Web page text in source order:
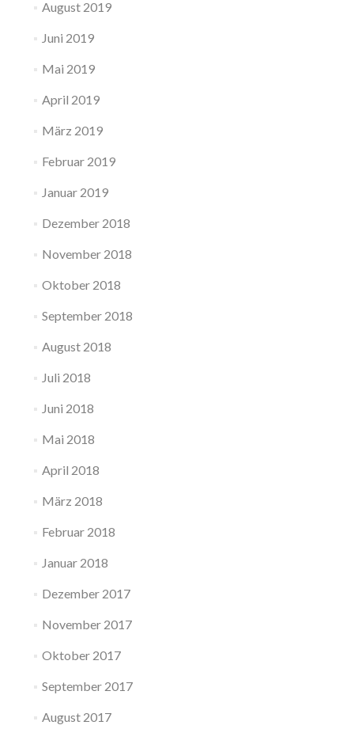
August 2019
Juni 2019
Mai 2019
April 2019
März 2019
Februar 2019
Januar 2019
Dezember 2018
November 2018
Oktober 2018
September 2018
August 2018
Juli 2018
Juni 2018
Mai 2018
April 2018
März 2018
Februar 2018
Januar 2018
Dezember 2017
November 2017
Oktober 2017
September 2017
August 2017